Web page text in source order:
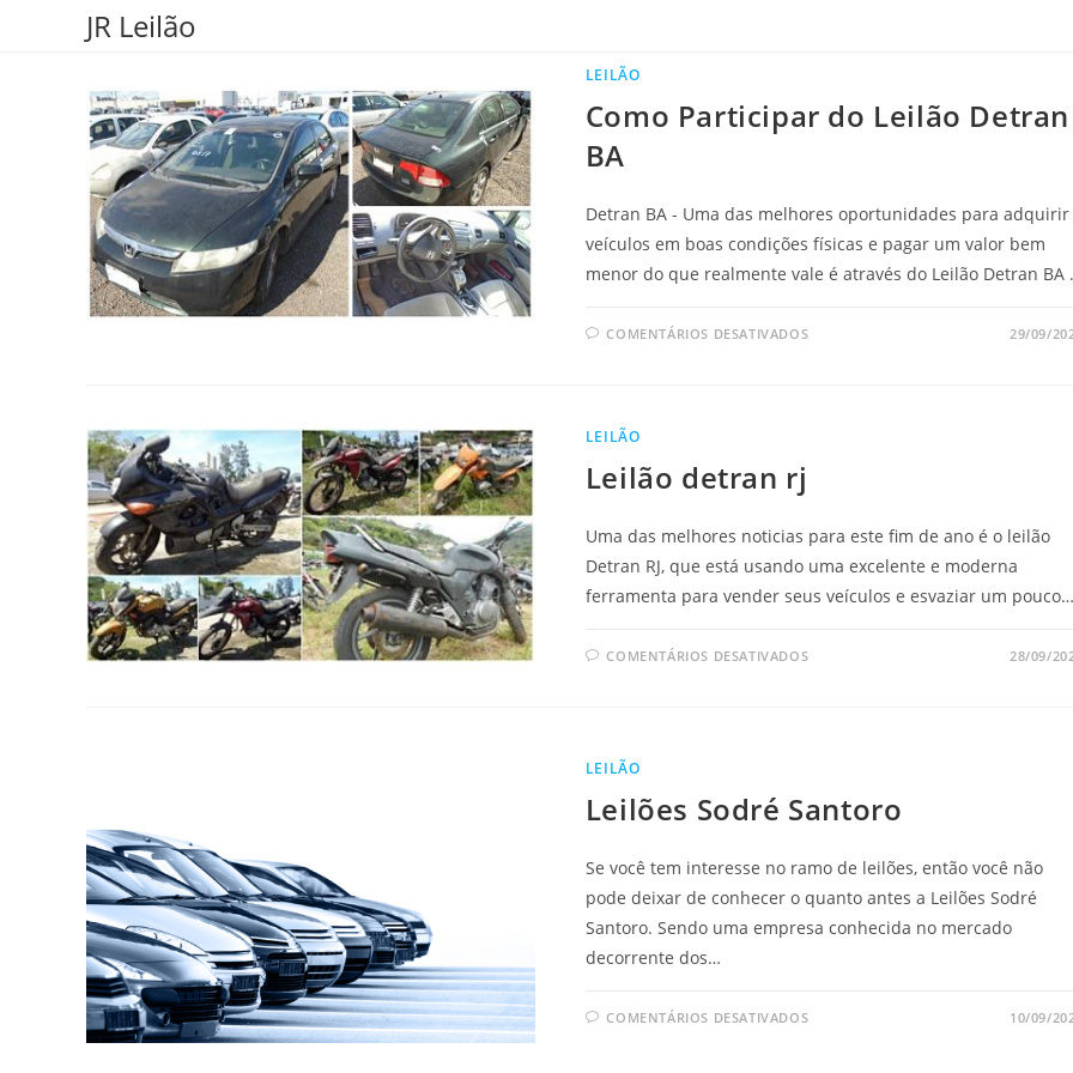
JR Leilão
LEILÃO
Como Participar do Leilão Detran
BA
Detran BA - Uma das melhores oportunidades para adquirir
veículos em boas condições físicas e pagar um valor bem
menor do que realmente vale é através do Leilão Detran BA
COMENTÁRIOS DESATIVADOSEM 29/09/
LEILÃO
Leilão detran rj
Uma das melhores noticias para este fim de ano é o leilão
Detran RJ, que está usando uma excelente e moderna
ferramenta para vender seus veículos e esvaziar um pouco…
COMENTÁRIOS DESATIVADOSEM 28/09/
LEILÃO
Leilões Sodré Santoro
Se você tem interesse no ramo de leilões, então você não
pode deixar de conhecer o quanto antes a Leilões Sodré
Santoro. Sendo uma empresa conhecida no mercado
decorrente dos…
COMENTÁRIOS DESATIVADOSEM 10/09/